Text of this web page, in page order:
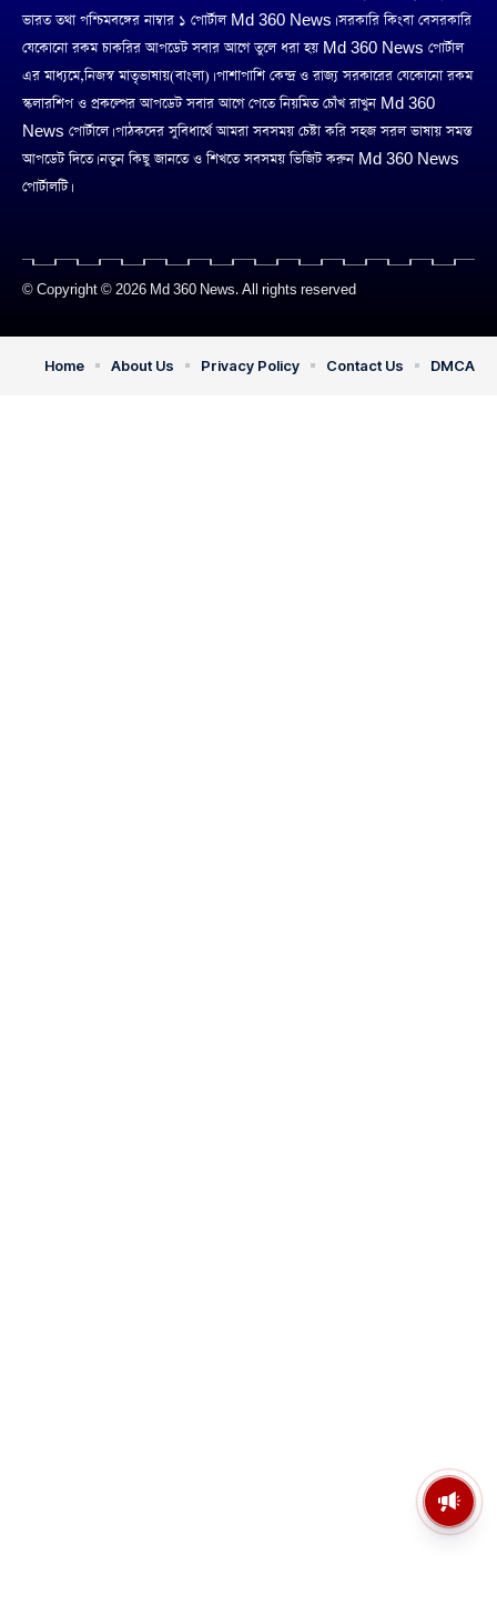
ভারত তথা পশ্চিমবঙ্গের নাম্বার ১ পোর্টাল Md 360 News। সরকারি কিংবা বেসরকারি
যেকোনো রকম চাকরির আপডেট সবার আগে তুলে ধরা হয় Md 360 News পোর্টাল
এর মাধ্যমে,নিজস্ব মাতৃভাষায়(বাংলা)। পাশাপাশি কেন্দ্র ও রাজ্য সরকারের যেকোনো রকম
স্কলারশিপ ও প্রকল্পের আপডেট সবার আগে পেতে নিয়মিত চোঁখ রাখুন Md 360
News পোর্টালে। পাঠকদের সুবিধার্থে আমরা সবসময় চেষ্টা করি সহজ সরল ভাষায় সমস্ত
আপডেট দিতে। নতুন কিছু জানতে ও শিখতে সবসময় ভিজিট করুন Md 360 News
পোর্টালটি।
© Copyright © 2026 Md 360 News. All rights reserved
Home About Us Privacy Policy Contact Us DMCA